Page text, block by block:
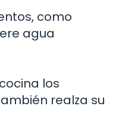
como
agua
los
realza su